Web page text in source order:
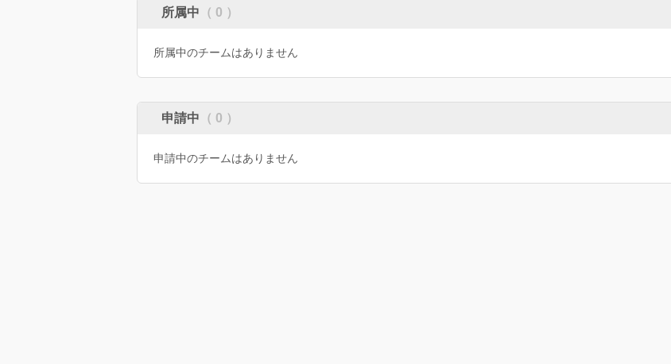
所属中 （ 0 ）
所属中のチームはありません
申請中 （ 0 ）
申請中のチームはありません